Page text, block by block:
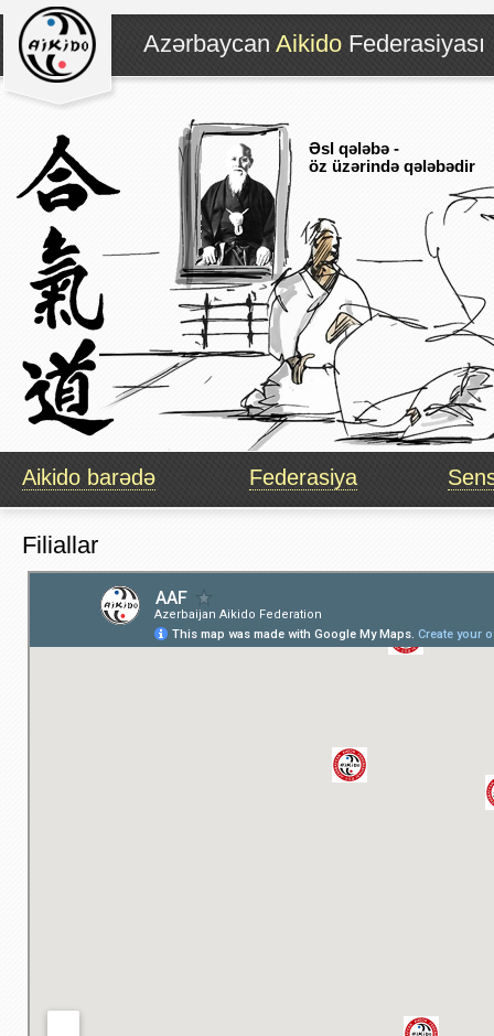
Azərbaycan Aikido
Əsl qələbə -
öz üzərində qələbədir
Aikido barədə Federasiya
Filiallar